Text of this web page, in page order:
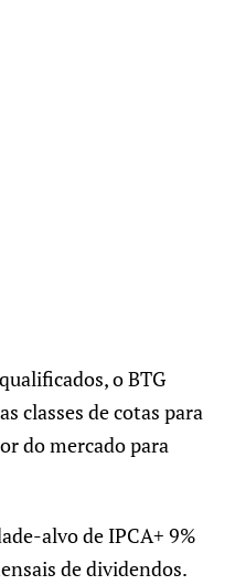
o BTG
classes de cotas para
do mercado para
alvo de IPCA+ 9%
de dividendos.